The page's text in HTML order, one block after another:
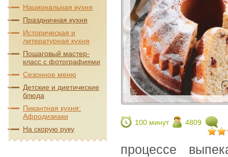
100 минут 4809
процессе
Национальная кухня
Праздничная кухня
Историческая и
литературная кухня
Пошаговый мастер-
класс с фотографиями
Сезонное меню
Детские и диетические
блюда
Пикантная кухня:
Афродизиаки
На скорую руку